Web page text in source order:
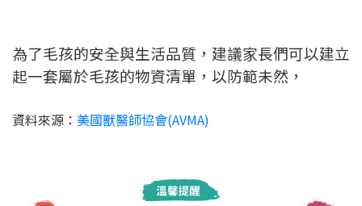
為了毛孩的安全與生活品質，建議家長們可以建立
起一套屬於毛孩的物資清單，以防範未然，
資料來源： 美國獸醫師協會(AVMA)